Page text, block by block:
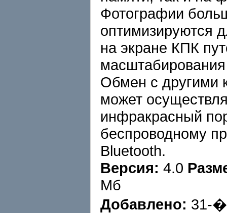
Фотографии
оптимизируются
на экране КПК
Обмен с другими
может
инфракрасный
беспроводному
Bluetooth.
Версия: 4.0
Мб
Добавлено: 31-